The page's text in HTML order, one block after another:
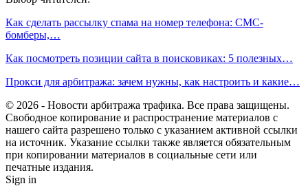
Как сделать рассылку спама на номер телефона: СМС-
бомберы,…
Как посмотреть позиции сайта в поисковиках: 5 полезных…
Прокси для арбитража: зачем нужны, как настроить и какие…
© 2026 - Новости арбитража трафика. Все права защищены.
Свободное копирование и распространение материалов с
нашего сайта разрешено только с указанием активной ссылки
на источник. Указание ссылки также является обязательным
при копировании материалов в социальные сети или
печатные издания.
Sign in